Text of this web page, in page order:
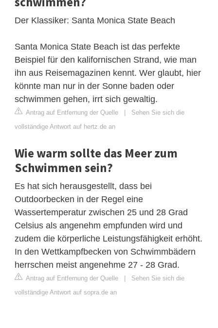
Der Klassiker: Santa Monica State Beach
Santa Monica State Beach ist das perfekte
Beispiel für den kalifornischen Strand, wie man
ihn aus Reisemagazinen kennt. Wer glaubt, hier
könnte man nur in der Sonne baden oder
schwimmen gehen, irrt sich gewaltig.
Antrag auf Entfernung der Quelle | Sehen Sie sich die
vollständige Antwort auf hertz.de an
Wie warm sollte das Meer zum
Schwimmen sein?
Es hat sich herausgestellt, dass bei
Outdoorbecken in der Regel eine
Wassertemperatur zwischen 25 und 28 Grad
Celsius als angenehm empfunden wird und
zudem die körperliche Leistungsfähigkeit erhöht.
In den Wettkampfbecken von Schwimmbädern
herrschen meist angenehme 27 - 28 Grad.
Antrag auf Entfernung der Quelle | Sehen Sie sich die
vollständige Antwort auf sopra.de an